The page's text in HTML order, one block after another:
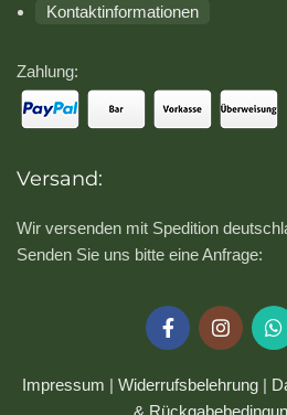
Kontaktinformationen
Zahlung:
Versand:
Wir versenden mit Spedition
Senden Sie uns bitte eine Anfrage:
Impressum | Widerrufsbelehrung |
&